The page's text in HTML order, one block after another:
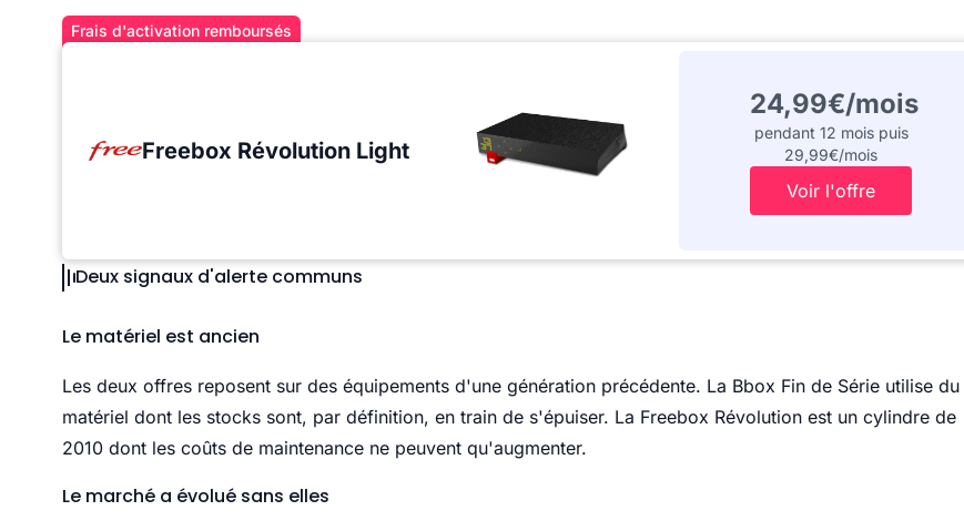
Frais d'activation remboursés
Freebox Révolution Light
24,99€/mois
pendant 12 mois puis
29,99€/mois
Voir l'offre
Deux signaux d'alerte communs
Le matériel est ancien
Les deux offres reposent sur des équipements d'une génération précédente. La Bbox Fin de Série utilise du
matériel dont les stocks sont, par définition, en train de s'épuiser. La Freebox Révolution est un cylindre de
2010 dont les coûts de maintenance ne peuvent qu'augmenter.
Le marché a évolué sans elles